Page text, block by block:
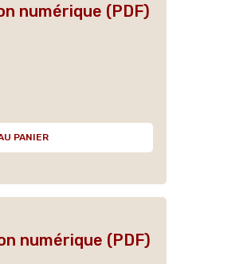
numérique (PDF)
PANIER
numérique (PDF)